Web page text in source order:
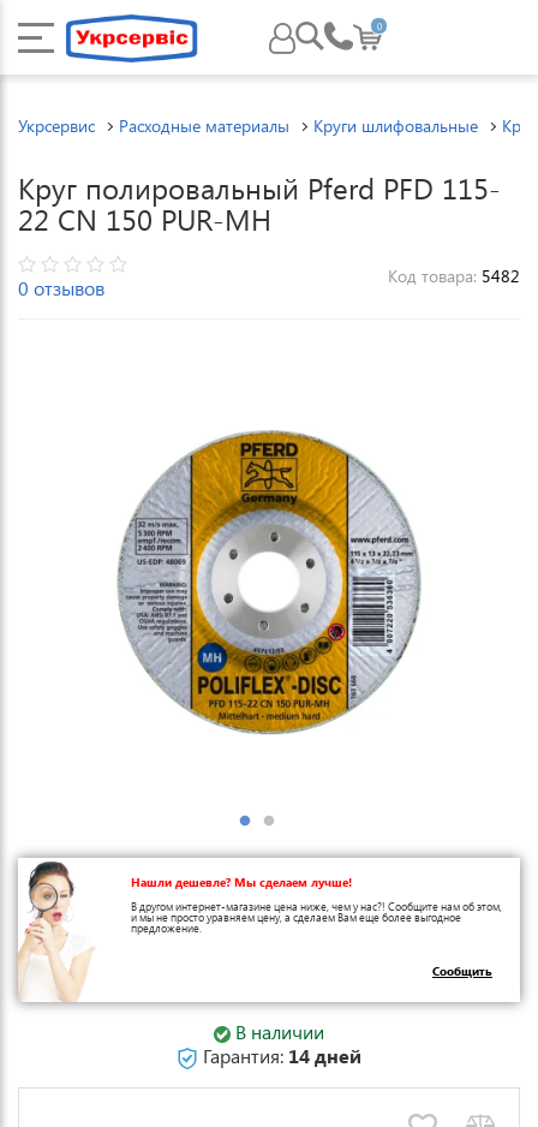
0
Укрсервис Расходные материалы Круги шлифовальные
Круг полировальный Pferd PFD 115-
22 CN 150 PUR-MH
0 отзывов Код товара: 5482
Нашли дешевле? Мы сделаем лучше!
В другом интернет-магазине цена ниже, чем у нас?! Сообщите нам об этом,
и мы не просто уравняем цену, а сделаем Вам еще более выгодное
предложение.
Сообщить
В наличии
Гарантия: 14 дней